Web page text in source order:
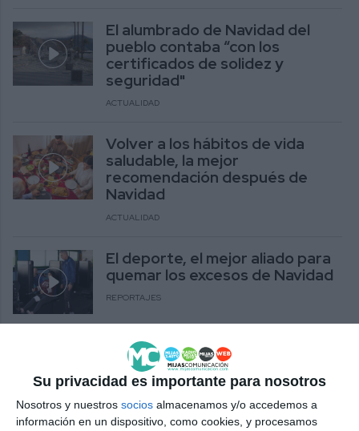
Su privacidad es importante para nosotros
Nosotros y nuestros socios almacenamos y/o accedemos a
información en un dispositivo, como cookies, y procesamos
El alumbrado de Navidad del
pueblo contaba “con los
certificados de solidez y
seguridad"
ACTUALIDAD
Volver a los hábitos de vida
saludable, la mejor
recomendación después de
Navidad
ACTUALIDAD
El deporte, el mejor aliado para
quemar los excesos de Navidad
REPORTAJES
La archicofradía del Nazareno
reúne por Navidad a sus
hermanos y portadores
ACTUALIDAD